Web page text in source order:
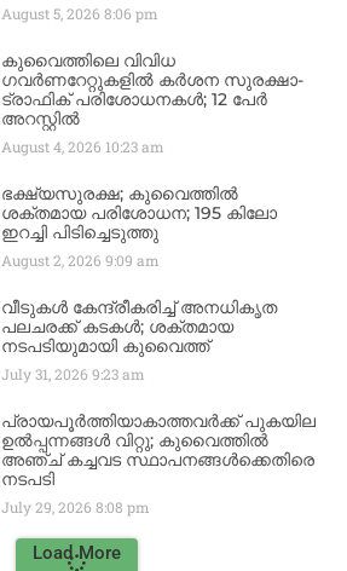
August 5, 20268:06 pm
കുവൈത്തിലെ വിവിധ
ഗവർണറേറ്റുകളിൽ കർശന സുരക്ഷാ-
ട്രാഫിക് പരിശോധനകൾ; 12 പേർ
അറസ്റ്റിൽ
August 4, 2026 10:23 am
ഭക്ഷ്യസുരക്ഷ; കുവൈത്തിൽ
ശക്തമായ പരിശോധന; 195 കിലോ
ഇറച്ചി പിടിച്ചെടുത്തു
August 2, 20269:09 am
വീടുകൾ കേന്ദ്രീകരിച്ച് അനധികൃത
പലചരക്ക് കടകൾ; ശക്തമായ
നടപടിയുമായി കുവൈത്ത്
July 31, 20269:23 am
പ്രായപൂർത്തിയാകാത്തവർക്ക് പുകയില
ഉൽപ്പന്നങ്ങൾ വിറ്റു; കുവൈത്തിൽ
അഞ്ച് കച്ചവട സ്ഥാപനങ്ങൾക്കെതിരെ
നടപടി
July 29, 20268:08 pm
Load More